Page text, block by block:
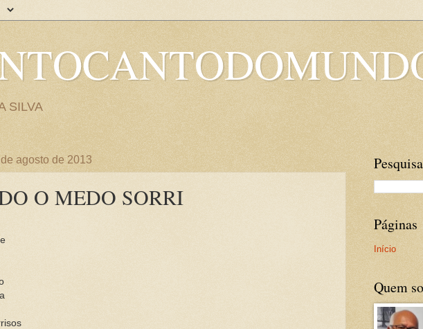
SILVA
agosto de 2013
O MEDO SORRI
Páginas
Início
Quem